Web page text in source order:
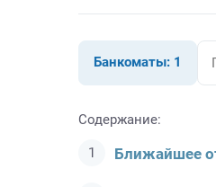
Банкоматы: 1
Содержание:
Ближайшее